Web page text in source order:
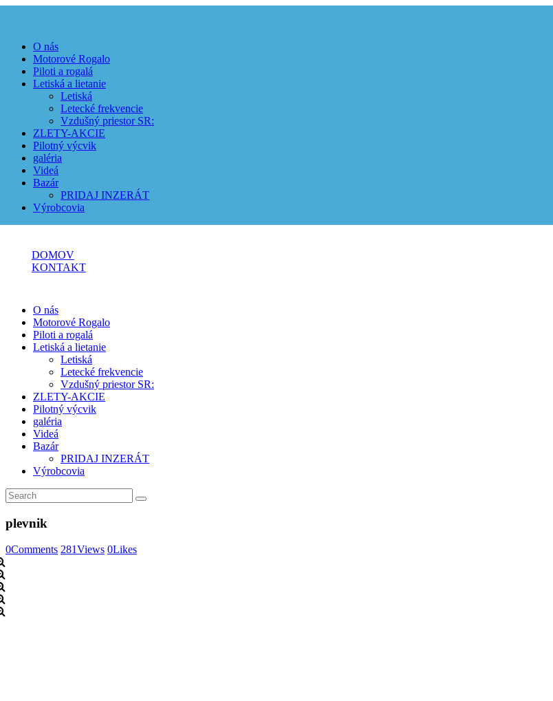
O nás
Motorové Rogalo
Piloti a rogalá
Letiská a lietanie
Letiská
Letecké frekvencie
Vzdušný priestor SR:
ZLETY-AKCIE
Pilotný výcvik
galéria
Videá
Bazár
PRIDAJ INZERÁT
Výrobcovia
DOMOV
KONTAKT
O nás
Motorové Rogalo
Piloti a rogalá
Letiská a lietanie
Letiská
Letecké frekvencie
Vzdušný priestor SR:
ZLETY-AKCIE
Pilotný výcvik
galéria
Videá
Bazár
PRIDAJ INZERÁT
Výrobcovia
plevnik
0Comments 281Views 0Likes